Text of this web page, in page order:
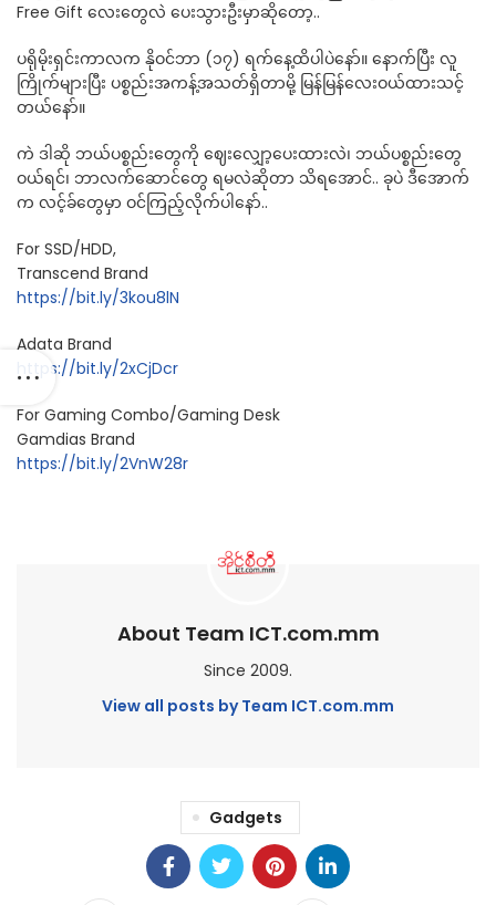
Free Gift လေးတွေလဲ ပေးသွားဦးမှာဆိုတော့..
ပရိုမိုးရှင်းကာလက နိုဝင်ဘာ (၁၇) ရက်နေ့ထိပါပဲနော်။ နောက်ပြီး လူ
ကြိုက်များပြီး ပစ္စည်းအကန့်အသတ်ရှိတာမို့ မြန်မြန်လေးဝယ်ထားသင့်
တယ်နော်။
ကဲ ဒါဆို ဘယ်ပစ္စည်းတွေကို ဈေးလျှော့ပေးထားလဲ၊ ဘယ်ပစ္စည်းတွေ
ဝယ်ရင်၊ ဘာလက်ဆောင်တွေ ရမလဲဆိုတာ သိရအောင်.. ခုပဲ ဒီအောက်
က လင့်ခ်တွေမှာ ဝင်ကြည့်လိုက်ပါနော်..
For SSD/HDD,
Transcend Brand
https://bit.ly/3kou8lN
Adata Brand
https://bit.ly/2xCjDcr
For Gaming Combo/Gaming Desk
Gamdias Brand
https://bit.ly/2VnW28r
About Team ICT.com.mm
Since 2009.
View all posts by Team ICT.com.mm
Gadgets